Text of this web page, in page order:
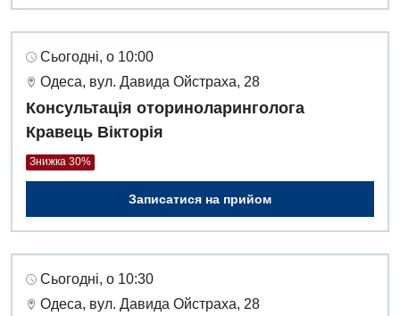
Сьогодні, о 10:00
Одеса, вул. Давида Ойстраха, 28
Консультація оториноларинголога
Кравець Вікторія
Знижка 30%
Записатися на прийом
Сьогодні, о 10:30
Одеса, вул. Давида Ойстраха, 28